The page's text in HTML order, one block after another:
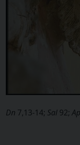
Dn 7,13-14; Sal 92; Ap